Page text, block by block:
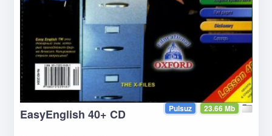
23.66 Mb
Pulsuz
EasyEnglish 40+ CD